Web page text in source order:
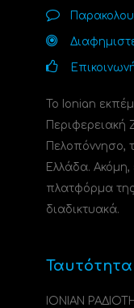
Το Ionian
Περιφερειακή
Πελοπόννησο,
Ελλάδα.
πλατφόρμα
διαδικτυακά.
Ταυτότητα
ΙΟΝΙΑΝ